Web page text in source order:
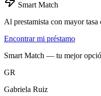
Smart Match
Al prestamista con mayor tasa
Encontrar mi préstamo
Smart Match — tu mejor
GR
Gabriela Ruiz